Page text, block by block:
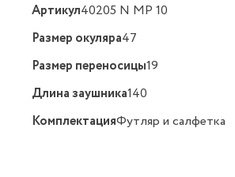
Артикул40205 N MP 10
Размер окуляра47
Размер переносицы19
Длина заушника140
КомплектацияФутляр и салфетка